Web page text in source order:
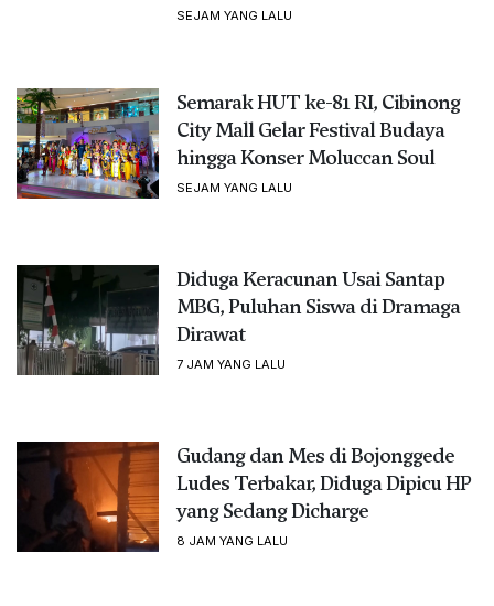
SEJAM YANG LALU
Semarak HUT ke-81 RI, Cibinong
City Mall Gelar Festival Budaya
hingga Konser Moluccan Soul
SEJAM YANG LALU
Diduga Keracunan Usai Santap
MBG, Puluhan Siswa di Dramaga
Dirawat
7 JAM YANG LALU
Gudang dan Mes di Bojonggede
Ludes Terbakar, Diduga Dipicu HP
yang Sedang Dicharge
8 JAM YANG LALU